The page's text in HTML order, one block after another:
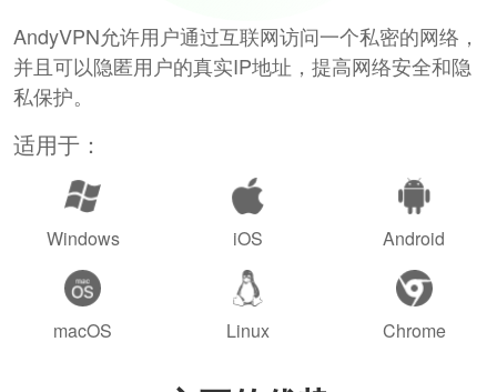
AndyVPN允许用户通过互联网访问一个私密的网络，
并且可以隐匿用户的真实IP地址，提高网络安全和隐
私保护。
适用于：
Windows iOS Android
macOS Linux Chrome